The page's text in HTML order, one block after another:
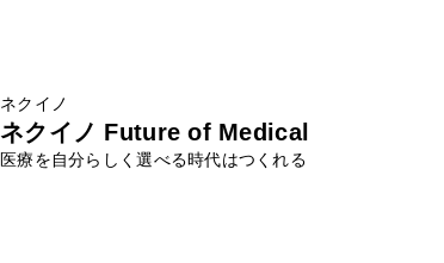
ネクイノ
ネクイノ Future of Medical
医療を自分らしく選べる時代はつくれる